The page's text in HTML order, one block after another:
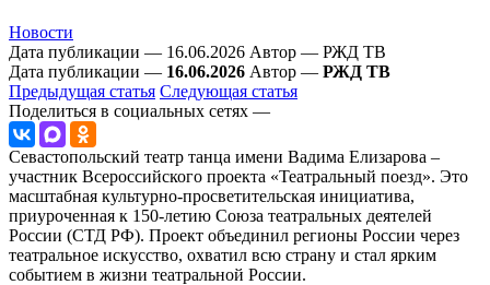
Новости
Дата публикации — 16.06.2026 Автор — РЖД ТВ
Дата публикации — 16.06.2026 Автор — РЖД ТВ
Предыдущая статья Следующая статья
Поделиться в социальных сетях —
Севастопольский театр танца имени Вадима Елизарова –
участник Всероссийского проекта «Театральный поезд». Это
масштабная культурно-просветительская инициатива,
приуроченная к 150-летию Союза театральных деятелей
России (СТД РФ). Проект объединил регионы России через
театральное искусство, охватил всю страну и стал ярким
событием в жизни театральной России.